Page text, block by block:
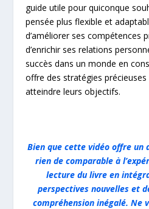
guide utile pour quiconque
pensée plus flexible et
d’améliorer ses compétences
d’enrichir ses relations
succès dans un monde en
offre des stratégies
atteindre leurs objectifs.
Bien que cette vidéo offre un
rien de comparable à
lecture du livre en
perspectives nouvelles et
compréhension inégalé. Ne